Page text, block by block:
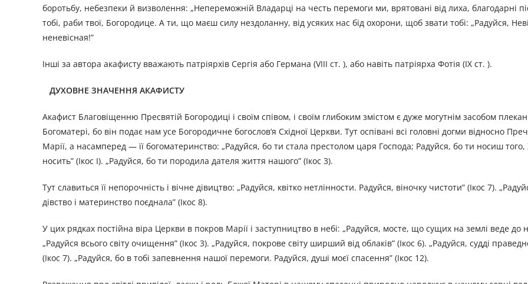
боротьбу, небезпеки й визволення: „Непереможній Владарці на честь перемоги ми, врятовані від лиха, благодарні
тобі, раби твої, Богородице. А ти, що маєш силу нездоланну, від усяких нас бід охорони, щоб звати тобі: „Радуйся,
неневісная!”
Iнші за автора акафисту вважають патріярхів Сергія або Германа (VIII ст. ), або навіть патріярха Фотія (IX ст. ).
ДУХОВНЕ ЗНАЧЕННЯ АКАФИСТУ
Акафист Благовіщенню Пресвятій Богородиці і своїм співом, і своїм глибоким змістом є дуже могутнім засобом
Богоматері, бо він подає нам усе Богородичне богослов’я Східної Церкви. Тут оспівані всі головні догми відносно
Марії, а насамперед — її богоматеринство: „Радуйся, бо ти стала престолом царя Господа; Радуйся, бо ти носиш того,
носить” (Ікос І). „Радуйся, бо ти породила дателя життя нашого” (Ікос 3).
Тут славиться її непорочність і вічне дівицтво: „Радуйся, квітко нетлінности. Радуйся, віночку чистоти” (Ікос 7).
дівство і материнство поєднала” (Ікос 8).
У цих рядках постійна віра Церкви в покров Марії і заступництво в небі: „Радуйся, мосте, що сущих на землі веде до
„Радуйся всього світу очищення” (Ікос 3). „Радуйся, покрове світу ширший від облаків” (Ікос 6). „Радуйся, судді
(Ікос 7). „Радуйся, бо в тобі запевнення нашої перемоги. Радуйся, душі моєї спасення” (Ікос 12).